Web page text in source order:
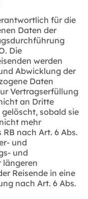
für die
Daten der
Die
werden
Abwicklung der
Daten
Vertragserfüllung
an Dritte
sobald sie
mehr
nach Art. 6 Abs.
und
und
längeren
Reisende in eine
nach Art. 6 Abs.